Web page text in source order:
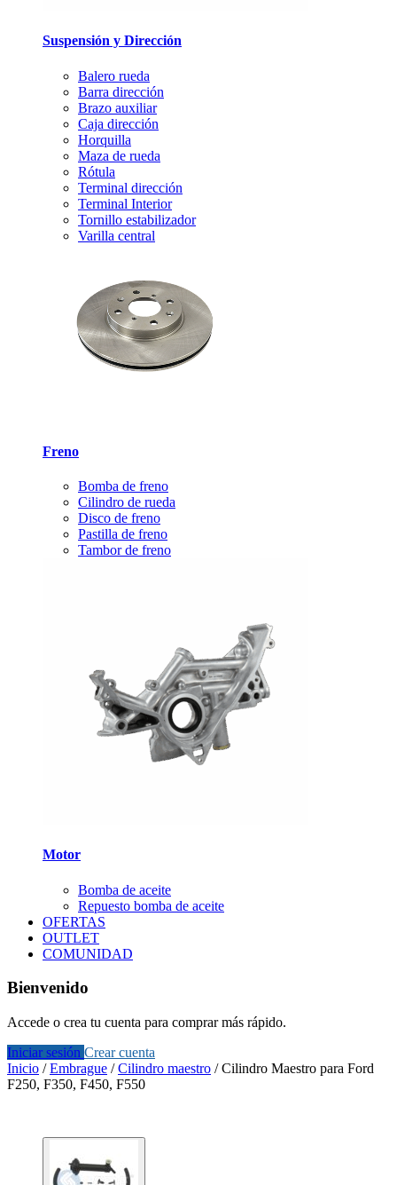
Suspensión y Dirección
Balero rueda
Barra dirección
Brazo auxiliar
Caja dirección
Horquilla
Maza de rueda
Rótula
Terminal dirección
Terminal Interior
Tornillo estabilizador
Varilla central
Freno
Bomba de freno
Cilindro de rueda
Disco de freno
Pastilla de freno
Tambor de freno
Motor
Bomba de aceite
Repuesto bomba de aceite
OFERTAS
OUTLET
COMUNIDAD
Bienvenido
Accede o crea tu cuenta para comprar más rápido.
Iniciar sesión Crear cuenta
Inicio /Embrague /Cilindro maestro /Cilindro Maestro para Ford
F250, F350, F450, F550